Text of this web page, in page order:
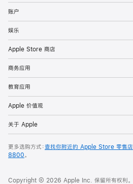
账户
娱乐
Apple Store 商店
商务应用
教育应用
Apple 价值观
关于 Apple
更多选购方式：查找你附近的 Apple Store 零售店
8800。
Copyright © 2026 Apple Inc. 保留所有权利。